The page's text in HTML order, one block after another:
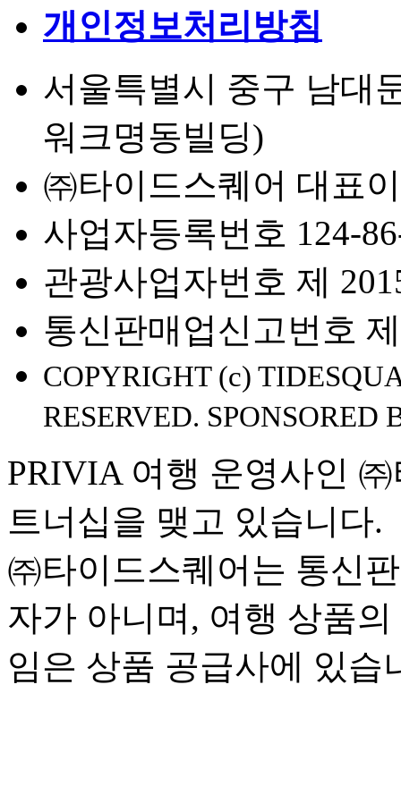
개인정보처리방침
서울특별시 중구 남대
워크명동빌딩)
㈜타이드스퀘어 대표
사업자등록번호 124-
관광사업자번호 제
통신판매업신고번호
COPYRIGHT (c)
RESERVED.
PRIVIA 여행 운영사인
트너십을 맺고 있습니다.
㈜타이드스퀘어는 통신
자가 아니며, 여행 상품
임은 상품 공급사에 있습